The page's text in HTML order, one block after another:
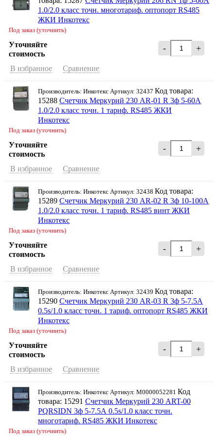
1.0/2.0 класс точн. многотариф. оптопорт RS485
ЖКИ Инкотекс
Под заказ (уточнить)
Уточняйте
стоимость
- +
В избранное Сравнение
Производитель: Инкотекс Артикул: 32437 Код товара:
15288 Счетчик Меркурий 230 AR-01 R 3ф 5-60А
1.0/2.0 класс точн. 1 тариф. RS485 ЖКИ
Инкотекс
Под заказ (уточнить)
Уточняйте
стоимость
- +
В избранное Сравнение
Производитель: Инкотекс Артикул: 32438 Код товара:
15289 Счетчик Меркурий 230 AR-02 R 3ф 10-100А
1.0/2.0 класс точн. 1 тариф. RS485 винт ЖКИ
Инкотекс
Под заказ (уточнить)
Уточняйте
стоимость
- +
В избранное Сравнение
Производитель: Инкотекс Артикул: 32439 Код товара:
15290 Счетчик Меркурий 230 AR-03 R 3ф 5-7.5А
0.5s/1.0 класс точн. 1 тариф. оптопорт RS485 ЖКИ
Инкотекс
Под заказ (уточнить)
Уточняйте
стоимость
- +
В избранное Сравнение
Производитель: Инкотекс Артикул: М0000052281 Код
товара: 15291 Счетчик Меркурий 230 ART-00
PQRSIDN 3ф 5-7.5А 0.5s/1.0 класс точн.
многотариф. RS485 ЖКИ Инкотекс
Под заказ (уточнить)